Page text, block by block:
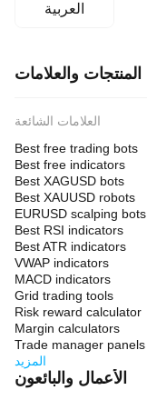
العربية
المنتجات والعلامات
العلامات الشائعة
Best free trading bots
Best free indicators
Best XAGUSD bots
Best XAUUSD robots
EURUSD scalping bots
Best RSI indicators
Best ATR indicators
VWAP indicators
MACD indicators
Grid trading tools
Risk reward calculator
Margin calculators
Trade manager panels
المزيد
الأعمال والبائعون